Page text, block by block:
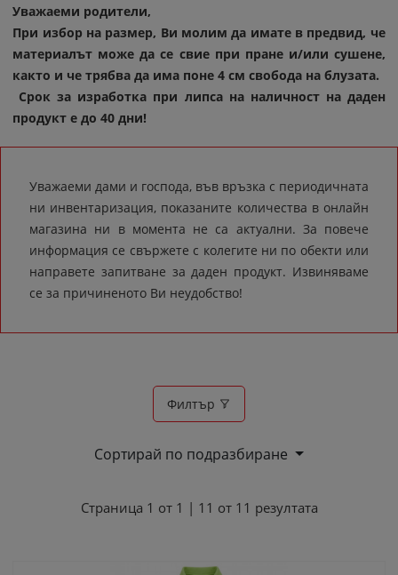
Уважаеми родители,
При избор на размер, Ви молим да имате в предвид, че
материалът може да се свие при пране и/или сушене,
както и че трябва да има поне 4 см свобода на блузата.
Срок за изработка при липса на наличност на даден
продукт е до 40 дни!
Уважаеми дами и господа, във връзка с периодичната
ни инвентаризация, показаните количества в онлайн
магазина ни в момента не са актуални. За повече
информация се свържете с колегите ни по обекти или
направете запитване за даден продукт. Извиняваме
се за причиненото Ви неудобство!
Филтър
Сортирай по подразбиране
Страница 1 от 1 | 11 от 11 резултата